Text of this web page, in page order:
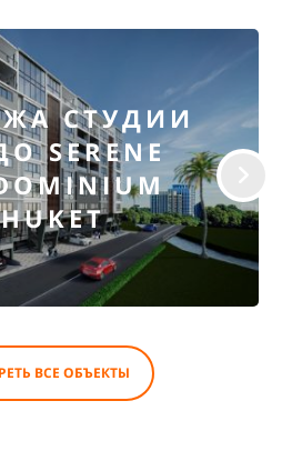
СТУДИИ
SERENE
ВСЕ ОБЪЕКТЫ